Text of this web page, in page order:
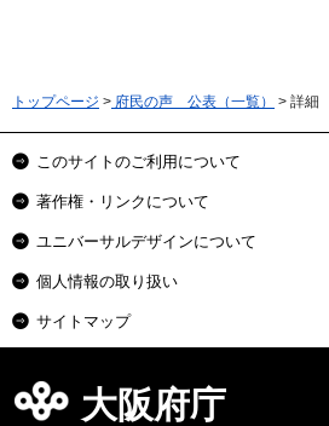
トップページ > 府民の声 公表（一覧） > 詳細
このサイトのご利用について
著作権・リンクについて
ユニバーサルデザインについて
個人情報の取り扱い
サイトマップ
大阪府庁